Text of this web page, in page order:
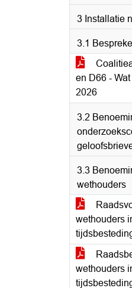
3 Installatie
3.1
en D66 -
2026
3.2
3.3
wethouders
wethouders
wethouders